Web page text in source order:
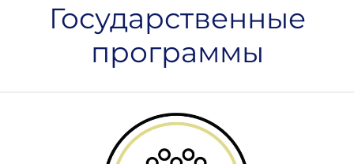
Государственные
программы